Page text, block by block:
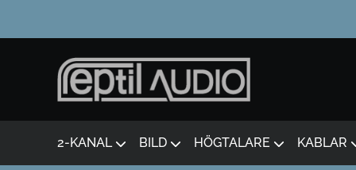
2-KANAL BILD HÖGTALARE KABLAR